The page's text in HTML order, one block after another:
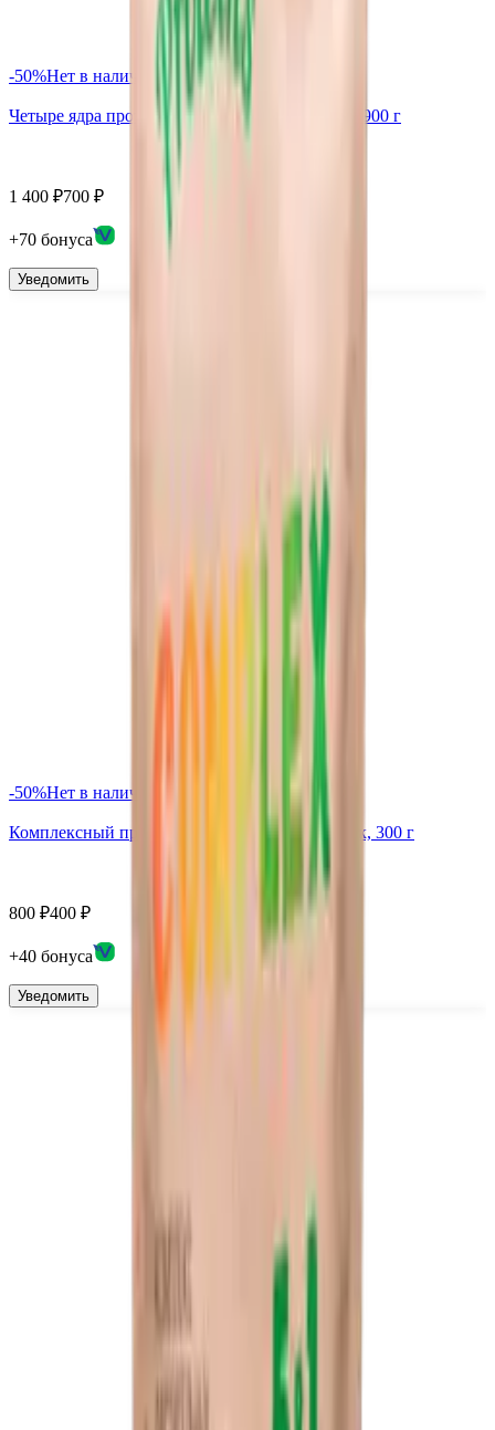
-50%Нет в наличии
Четыре ядра протеин Green Proteins, порошок, 900 г
1 400 ₽700 ₽
+70 бонуса
Уведомить
-50%Нет в наличии
Комплексный протеин Green Proteins, порошок, 300 г
800 ₽400 ₽
+40 бонуса
Уведомить